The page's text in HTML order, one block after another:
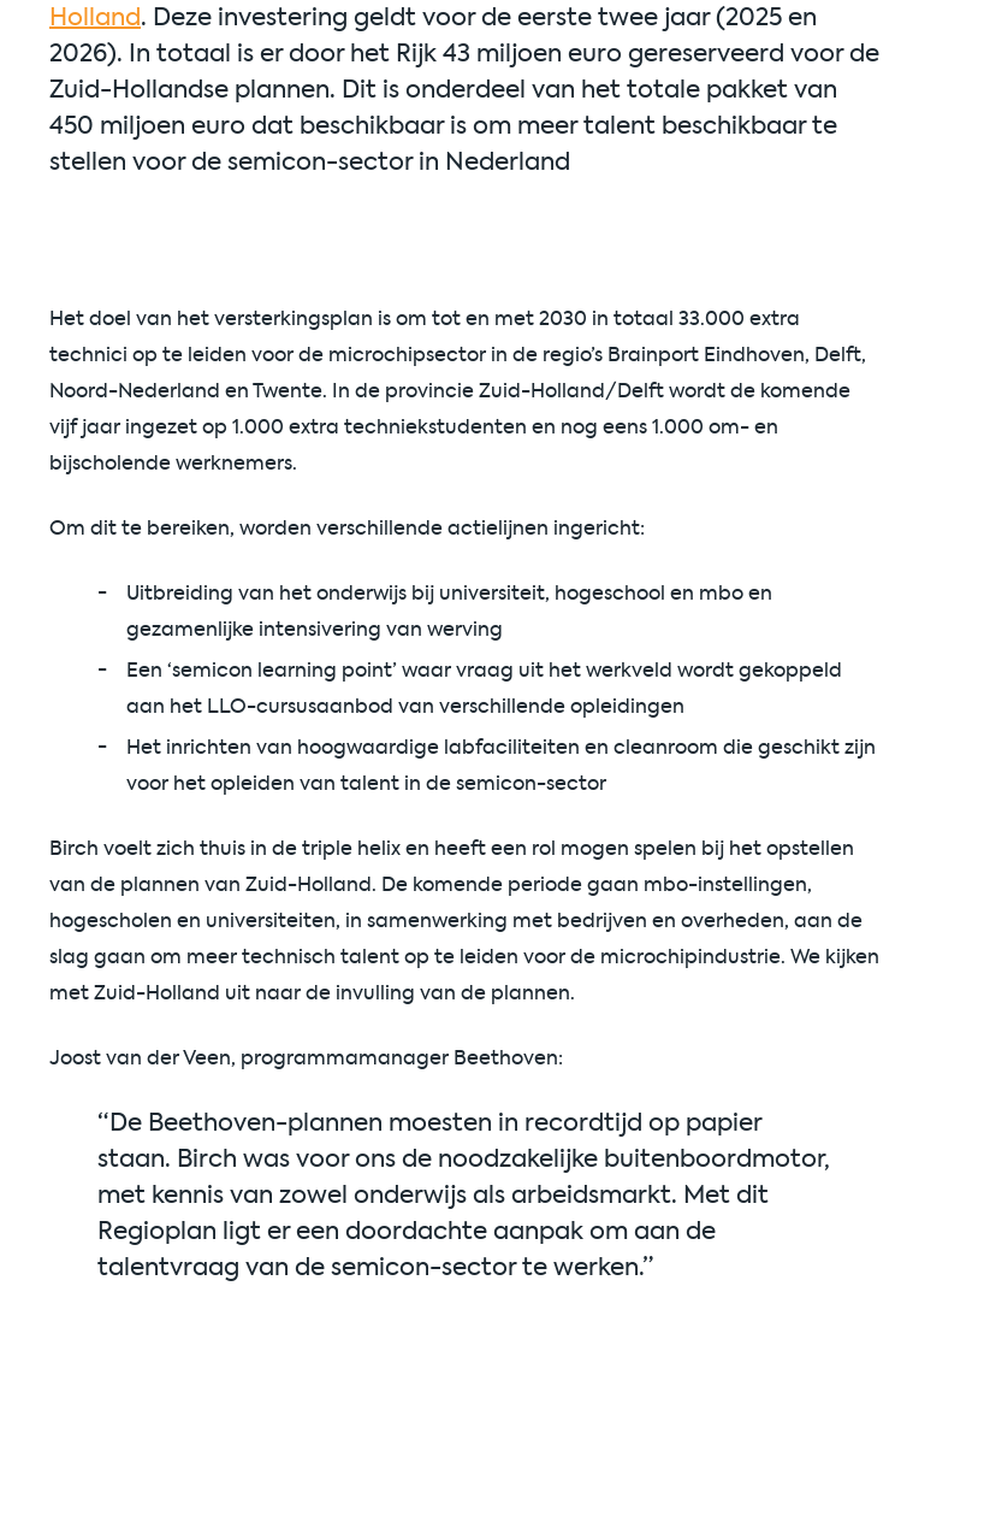
Holland. Deze investering geldt voor de eerste twee jaar (2025 en
2026). In totaal is er door het Rijk 43 miljoen euro gereserveerd voor de
Zuid-Hollandse plannen. Dit is onderdeel van het totale pakket van
450 miljoen euro dat beschikbaar is om meer talent beschikbaar te
stellen voor de semicon-sector in Nederland
Het doel van het versterkingsplan is om tot en met 2030 in totaal 33.000 extra
technici op te leiden voor de microchipsector in de regio’s Brainport Eindhoven, Delft,
Noord-Nederland en Twente. In de provincie Zuid-Holland/Delft wordt de komende
vijf jaar ingezet op 1.000 extra techniekstudenten en nog eens 1.000 om- en
bijscholende werknemers.
Om dit te bereiken, worden verschillende actielijnen ingericht:
Uitbreiding van het onderwijs bij universiteit, hogeschool en mbo en
gezamenlijke intensivering van werving
Een ‘semicon learning point’ waar vraag uit het werkveld wordt gekoppeld
aan het LLO-cursusaanbod van verschillende opleidingen
Het inrichten van hoogwaardige labfaciliteiten en cleanroom die geschikt zijn
voor het opleiden van talent in de semicon-sector
Birch voelt zich thuis in de triple helix en heeft een rol mogen spelen bij het opstellen
van de plannen van Zuid-Holland. De komende periode gaan mbo-instellingen,
hogescholen en universiteiten, in samenwerking met bedrijven en overheden, aan de
slag gaan om meer technisch talent op te leiden voor de microchipindustrie. We kijken
met Zuid-Holland uit naar de invulling van de plannen.
Joost van der Veen, programmamanager Beethoven:
“De Beethoven-plannen moesten in recordtijd op papier
staan. Birch was voor ons de noodzakelijke buitenboordmotor,
met kennis van zowel onderwijs als arbeidsmarkt. Met dit
Regioplan ligt er een doordachte aanpak om aan de
talentvraag van de semicon-sector te werken.”